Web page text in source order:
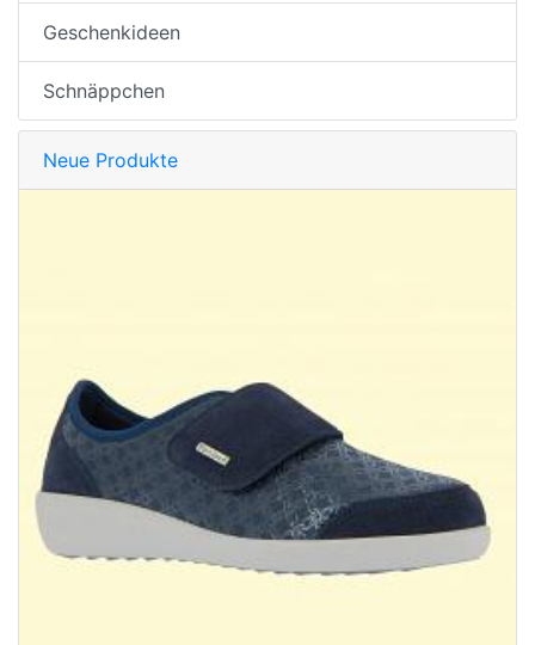
Geschenkideen
Schnäppchen
Neue Produkte